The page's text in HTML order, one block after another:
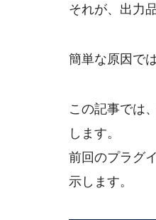
それが、出力
簡単な原因で
この記事では、
します。
前回のプラグ
示します。